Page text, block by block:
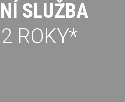
SLUŽBA
ROKY*